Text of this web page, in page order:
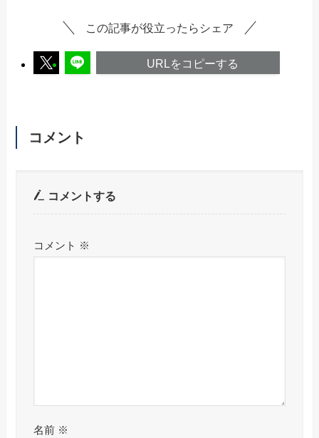
この記事が役立ったらシェア
URLをコピーする
コメント
コメントする
コメント ※
名前 ※